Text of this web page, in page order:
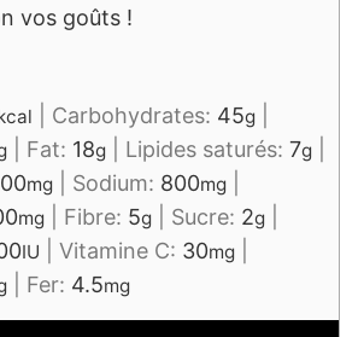
vos goûts !
Carbohydrates: 45g
Fat: 18g Lipides saturés: 7g
mg Sodium: 800mg
mg Fibre: 5g Sucre: 2g
IU Vitamine C: 30mg
Fer: 4.5mg